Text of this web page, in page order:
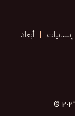
إنسانيات
أبعاد